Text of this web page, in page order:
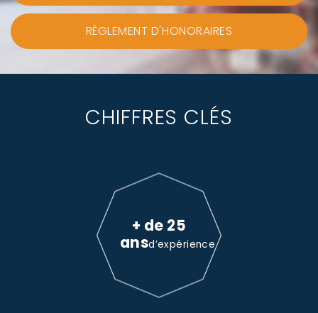
RÈGLEMENT D'HONORAIRES
CHIFFRES CLÉS
+ de 25
ansd’expérience